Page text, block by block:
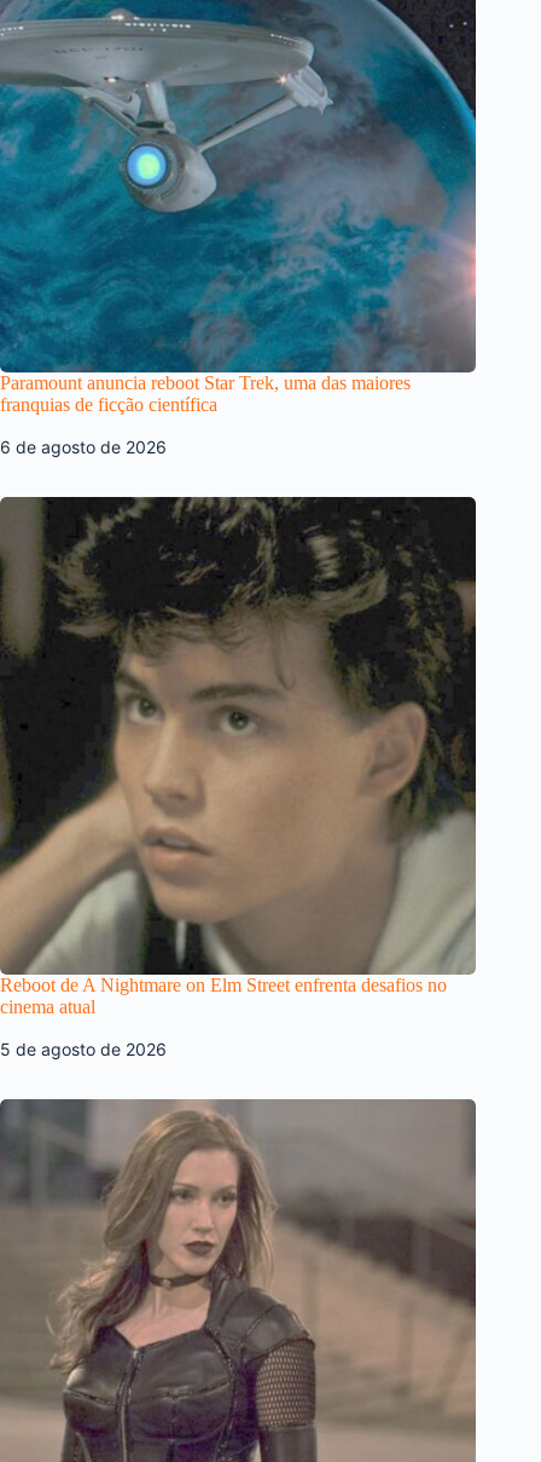
Paramount anuncia reboot Star Trek, uma das maiores
franquias de ficção científica
6 de agosto de 2026
Reboot de A Nightmare on Elm Street enfrenta desafios no
cinema atual
5 de agosto de 2026